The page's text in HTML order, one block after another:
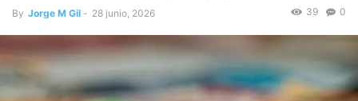
By Jorge M Gil - 28 junio, 2026 0
39